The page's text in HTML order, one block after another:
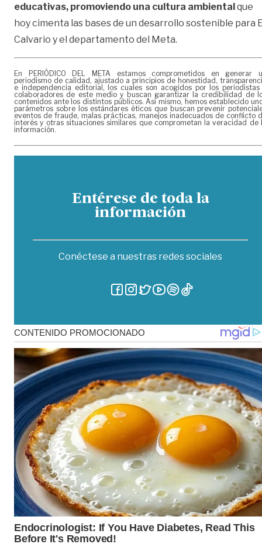
educativas, promoviendo una cultura ambientalque
hoy cimenta las bases de un desarrollo sostenible para
Calvario y el departamento del Meta.
En PERIÓDICO DEL META estamos comprometidos en generar
periodismo de calidad, ajustado a principios de honestidad,
e independencia editorial, los cuales son acogidos por los periodistas
colaboradores de este medio y buscan garantizar la credibilidad de
contenidos ante los distintos públicos. Así mismo, hemos establecido
parámetros sobre los estándares éticos que buscan prevenir
eventos de fraude, malas prácticas, manejos inadecuados de conflicto
interés y otras situaciones similares que comprometan la veracidad de
información.
Entérese de toda la
información
Conéctese a nuestras redes sociales